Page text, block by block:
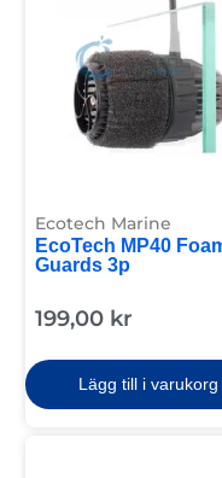
EcoTech MP40
Guards 3p
199,00 kr
Lägg till i varukorg
Ecotech Marine